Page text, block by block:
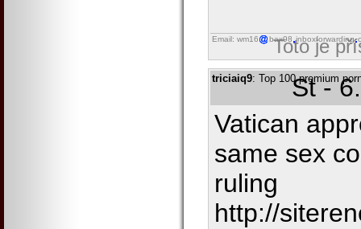
Email: wm16 bax98 inboxforwarding
Toto je
triciaiq9: Top 100 premium
St -
Vatican
same sex
ruling
http://